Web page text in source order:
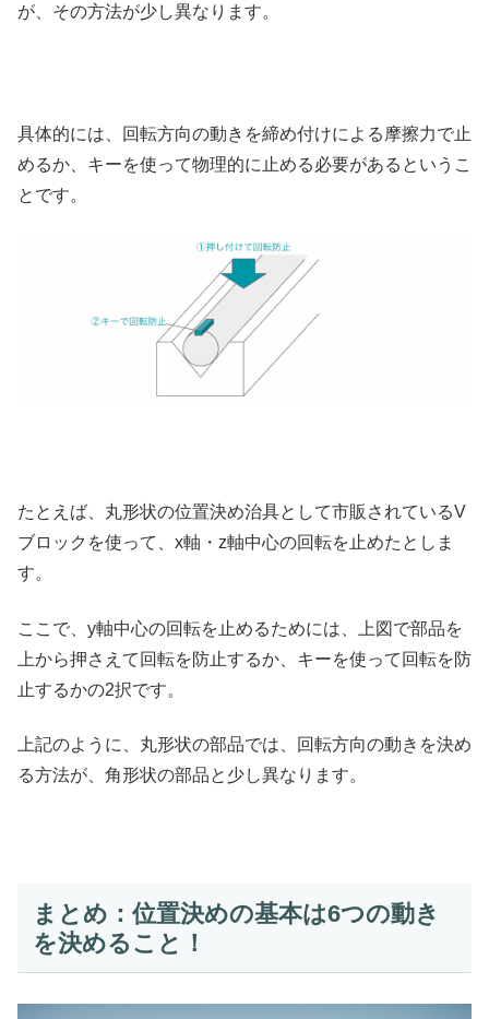
が、その方法が少し異なります。
具体的には、回転方向の動きを締め付けによる摩擦力で止
めるか、キーを使って物理的に止める必要があるというこ
とです。
たとえば、丸形状の位置決め治具として市販されているV
ブロックを使って、x軸・z軸中心の回転を止めたとしま
す。
ここで、y軸中心の回転を止めるためには、上図で部品を
上から押さえて回転を防止するか、キーを使って回転を防
止するかの2択です。
上記のように、丸形状の部品では、回転方向の動きを決め
る方法が、角形状の部品と少し異なります。
まとめ：位置決めの基本は6つの動き
を決めること！